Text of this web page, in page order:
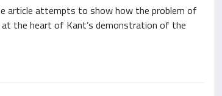
article attempts to show how the problem of
at the heart of Kant’s demonstration of the